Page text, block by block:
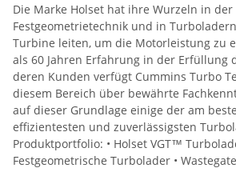
Die Marke Holset hat ihre Wurzeln in der
Festgeometrietechnik und in
Turbine leiten, um die Motorleistung zu
als 60 Jahren Erfahrung in der Erfüllung
deren Kunden verfügt Cummins Turbo
diesem Bereich über bewährte
auf dieser Grundlage einige der am
effizientesten und zuverlässigsten
Produktportfolio: • Holset VGT™
Festgeometrische Turbolader •